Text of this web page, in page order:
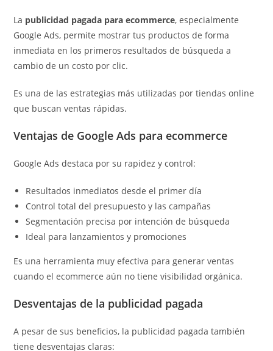
La publicidad pagada para ecommerce, especialmente
Google Ads, permite mostrar tus productos de forma
inmediata en los primeros resultados de búsqueda a
cambio de un costo por clic.
Es una de las estrategias más utilizadas por tiendas online
que buscan ventas rápidas.
Ventajas de Google Ads para ecommerce
Google Ads destaca por su rapidez y control:
Resultados inmediatos desde el primer día
Control total del presupuesto y las campañas
Segmentación precisa por intención de búsqueda
Ideal para lanzamientos y promociones
Es una herramienta muy efectiva para generar ventas
cuando el ecommerce aún no tiene visibilidad orgánica.
Desventajas de la publicidad pagada
A pesar de sus beneficios, la publicidad pagada también
tiene desventajas claras: